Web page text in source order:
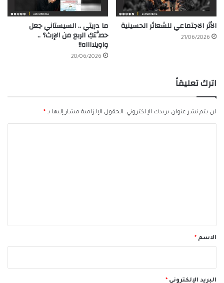
الأثر الاجتماعي للشعائر الحسينية
21/06/2026
ما دريتي .. السيستاني جعل
حصَّتكِ الربع من الإرث؟ ..
واويلااااه!!
20/06/2026
اترك تعليقاً
لن يتم نشر عنوان بريدك الإلكتروني. الحقول الإلزامية مشار إليها بـ *
*الاسم *
البريد الإلكتروني *